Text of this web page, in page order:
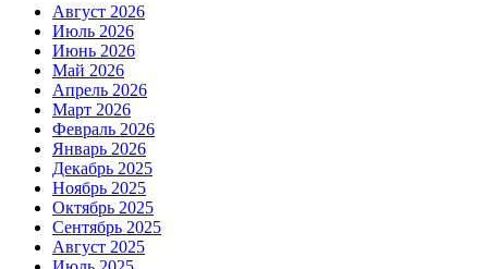
Август 2026
Июль 2026
Июнь 2026
Май 2026
Апрель 2026
Март 2026
Февраль 2026
Январь 2026
Декабрь 2025
Ноябрь 2025
Октябрь 2025
Сентябрь 2025
Август 2025